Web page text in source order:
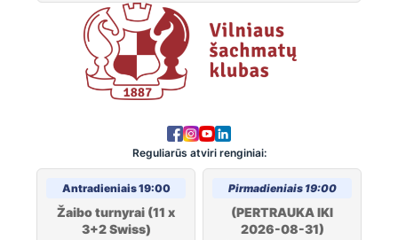
Reguliarūs atviri renginiai:
Antradieniais 19:00
Žaibo turnyrai (11 x
3+2 Swiss)
Pirmadieniais 19:00
(PERTRAUKA IKI
2026-08-31)